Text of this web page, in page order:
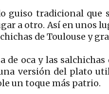
guiso tradicional que
a otro. Así en unos
de Toulouse y
de oca y las
versión del plato
un toque más patrio.